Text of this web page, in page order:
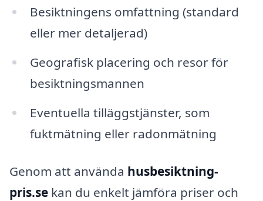
Besiktningens omfattning (standard
eller mer detaljerad)
Geografisk placering och resor för
besiktningsmannen
Eventuella tilläggstjänster, som
fuktmätning eller radonmätning
Genom att använda husbesiktning-
pris.se kan du enkelt jämföra priser och